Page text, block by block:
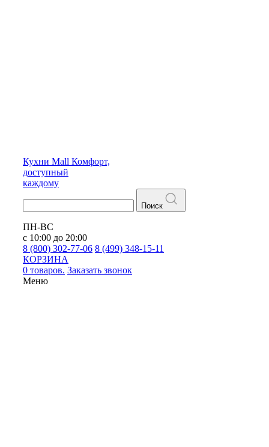
Кухни Mall Комфорт,
доступный
каждому
Поиск
ПН-ВС
с 10:00 до 20:00
8 (800) 302-77-06 8 (499) 348-15-11
КОРЗИНА
0 товаров. Заказать звонок
Меню